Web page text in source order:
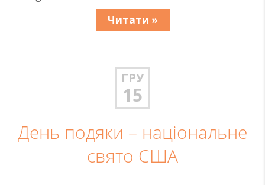
Читати »
ГРУ
15
День подяки – національне
свято США